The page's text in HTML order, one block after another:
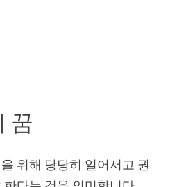
꿈
위해 당당히 일어서고 권